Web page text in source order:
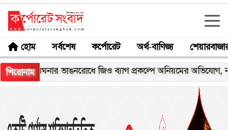
হোম সর্বশেষ কর্পোরেট অর্থ-বাণিজ্য
শিরোনামভাঙনরোধে জিও ব্যাগ প্রকল্পে অনিয়মের অভিযোগ, নদীরকূলে